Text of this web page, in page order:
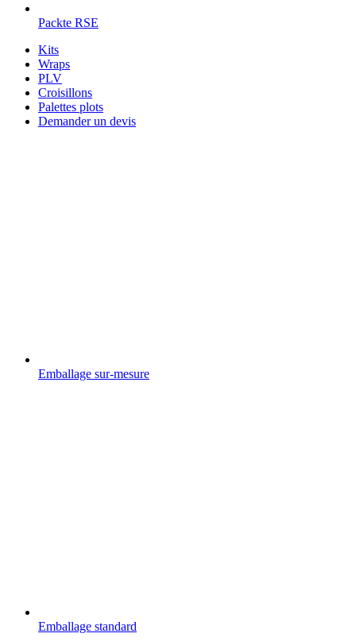
Packte RSE
Kits
Wraps
PLV
Croisillons
Palettes plots
Demander un devis
Emballage sur-mesure
Emballage standard